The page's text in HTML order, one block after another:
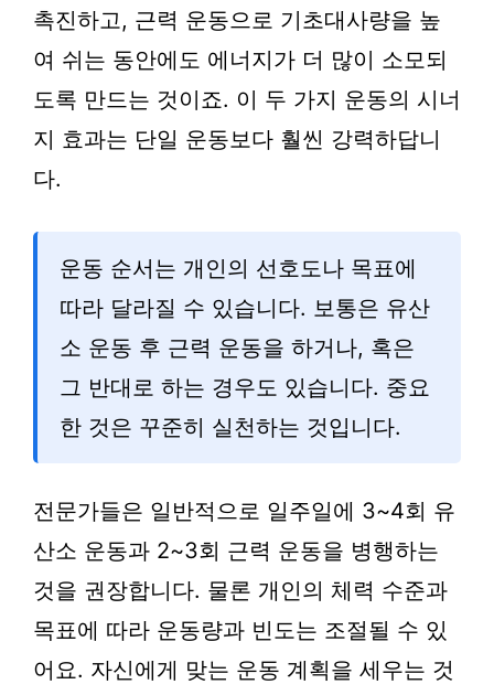
촉진하고, 근력 운동으로 기초대사량을 높
여 쉬는 동안에도 에너지가 더 많이 소모되
도록 만드는 것이죠. 이 두 가지 운동의 시너
지 효과는 단일 운동보다 훨씬 강력하답니
다.
운동 순서는 개인의 선호도나 목표에
따라 달라질 수 있습니다. 보통은 유산
소 운동 후 근력 운동을 하거나, 혹은
그 반대로 하는 경우도 있습니다. 중요
한 것은 꾸준히 실천하는 것입니다.
전문가들은 일반적으로 일주일에 3~4회 유
산소 운동과 2~3회 근력 운동을 병행하는
것을 권장합니다. 물론 개인의 체력 수준과
목표에 따라 운동량과 빈도는 조절될 수 있
어요. 자신에게 맞는 운동 계획을 세우는 것